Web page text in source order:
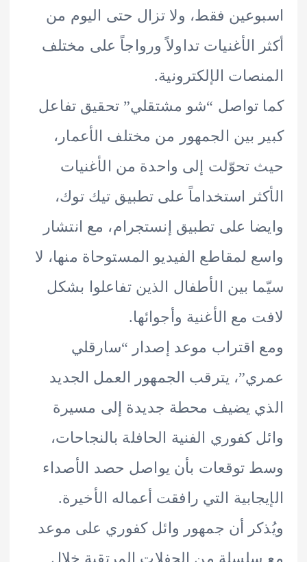
فقط، ولا تزال حتى اليوم من
الأغنيات تداولاً ورواجاً على مختلف
الإلكترونية.
تواصل “شو مشتقلي” تحقيق تفاعل
بين الجمهور من مختلف الأعمار،
إلى واحدة من الأغنيات
استخداماً على تطبيق تيك توك،
على تطبيق إنستجرام، مع انتشار
لمقاطع الفيديو المستوحاة منها، لا
بين الأطفال الذين تفاعلوا بشكل
مع الأغنية وأجوائها.
اقتراب موعد إصدار “سارقلي
يترقب الجمهور العمل الجديد
يضيف محطة جديدة إلى مسيرة
كفوري الفنية الحافلة بالنجاحات،
توقعات بأن يواصل حصد الأصداء
التي رافقت أعماله الأخيرة.
أن جمهور وائل كفوري على موعد
من الحفلات المرتقبة خلال